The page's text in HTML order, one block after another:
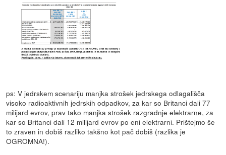
ps: V jedrskem scenariju manjka strošek jedrskega odlagališča
visoko radioaktivnih jedrskih odpadkov, za kar so Britanci dali 77
milijard evrov, prav tako manjka strošek razgradnje elektrarne, za
kar so Britanci dali 12 milijard evrov po eni elektrarni. Prištejmo še
to zraven in dobiš razliko takšno kot pač dobiš (razlika je
OGROMNA!).